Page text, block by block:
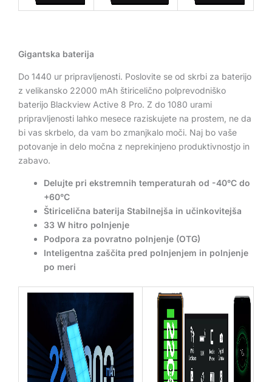
Gigantska baterija
Do 1440 ur pripravljenosti. Poslovite se od skrbi za baterijo
z velikansko 22000 mAh štiricelično polprevodniško
baterijo Blackview Active 8 Pro. Z do 1080 urami
pripravljenosti lahko mesece raziskujete na prostem, ne da
bi vas skrbelo, da vam bo zmanjkalo moči. Naj bo vaše
potovanje in delo močna z neprekinjeno produktivnostjo in
zabavo.
Delujte pri ekstremnih temperaturah od -40°C do
+60°C
Štiricelična baterija Stabilnejša in učinkovitejša
33 W hitro polnjenje
Podpora za povratno polnjenje (OTG)
Inteligentna zaščita pred polnjenjem in polnjenje
po meri